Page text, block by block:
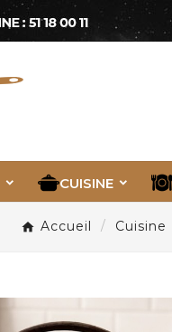
CUISINE
Accueil Cuisine